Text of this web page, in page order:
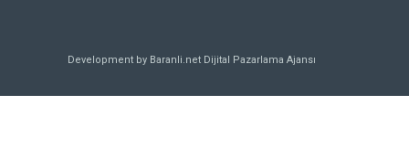
Development by Baranli.net Dijital Pazarlama Ajansı